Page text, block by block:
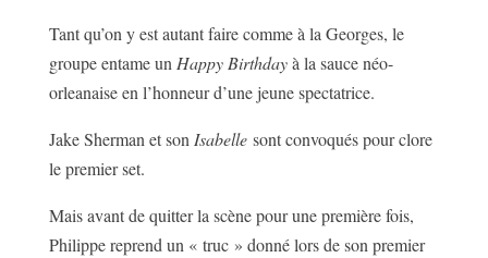
Tant qu’on y est autant faire comme à la Georges, le
groupe entame unHappy Birthdayà la sauce néo-
orleanaise en l’honneur d’une jeune spectatrice.
Jake Sherman et sonIsabelle sont convoqués pour clore
le premier set.
Mais avant de quitter la scène pour une première fois,
Philippe reprend un « truc » donné lors de son premier